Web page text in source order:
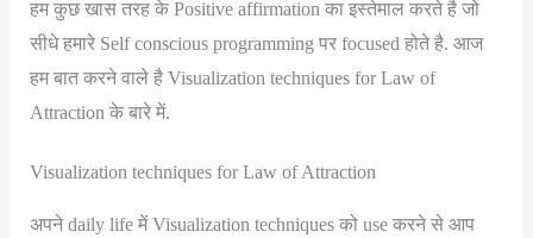
हम कुछ खास तरह के Positive affirmation का इस्तेमाल करते है जो
सीधे हमारे Self conscious programming पर focused होते है. आज
हम बात करने वाले है Visualization techniques for Law of
Attraction के बारे में.
Visualization techniques for Law of Attraction
अपने daily life में Visualization techniques को use करने से आप